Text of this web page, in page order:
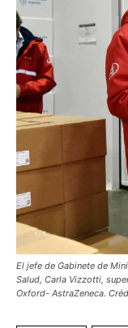
El jefe de Gabinete de
Salud, Carla Vizzotti,
Oxford- AstraZeneca.